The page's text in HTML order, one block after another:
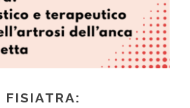
FISIATRA: